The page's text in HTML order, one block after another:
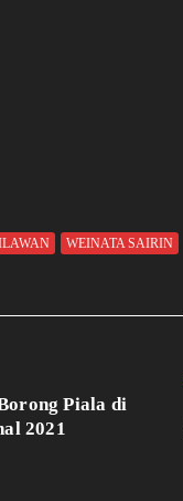
WEINATA SAIRIN
Piala di
2021